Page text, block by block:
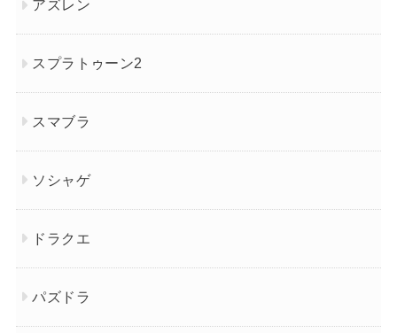
アズレン
スプラトゥーン2
スマブラ
ソシャゲ
ドラクエ
パズドラ